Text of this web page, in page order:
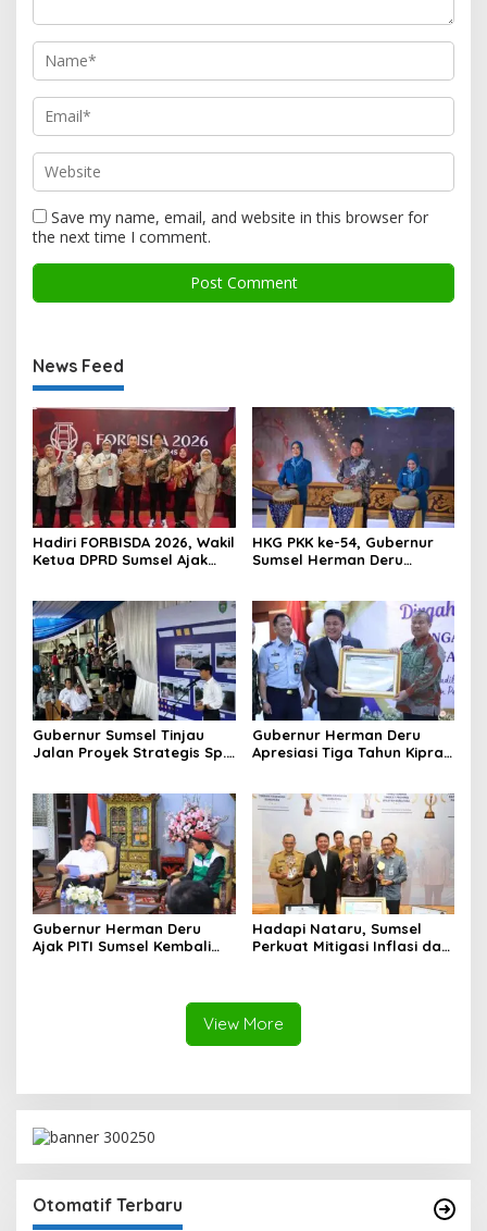
Save my name, email, and website in this browser for
the next time I comment.
News Feed
Hadiri FORBISDA 2026, Wakil
Ketua DPRD Sumsel Ajak
HKG PKK ke-54, Gubernur
Sumsel Herman Deru
Perempuan
Gubernur Sumsel Tinjau
Jalan Proyek Strategis Sp.
Gubernur Herman Deru
Apresiasi Tiga Tahun Kiprah
Negara
Gubernur Herman Deru
Ajak PITI Sumsel Kembali
Hadapi Nataru, Sumsel
Perkuat Mitigasi Inflasi dan
View More
Otomatif Terbaru